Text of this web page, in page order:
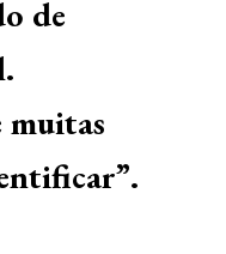
de
muitas